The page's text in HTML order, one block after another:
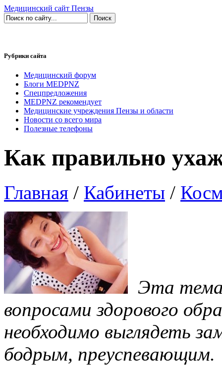
Медицинский сайт Пензы
Рубрики сайта
Медицинский форум
Блоги MEDPNZ
Спецпредложения
MEDPNZ рекомендует
Медицинские учреждения Пензы и области
Новости со всего мира
Полезные телефоны
Как правильно
Главная / Кабинеты /
Эта тема
вопросами здорового
необходимо выглядеть
бодрым, преуспевающим.